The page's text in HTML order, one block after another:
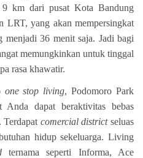
km dari pusat Kota Bandung
LRT, yang akan mempersingkat
menjadi 36 menit saja. Jadi bagi
memungkinkan untuk tinggal
rasa khawatir.
one stop living, Podomoro Park
Anda dapat beraktivitas bebas
Terdapat comercial districtseluas
hidup sekeluarga. Living
ternama seperti Informa, Ace